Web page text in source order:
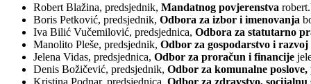
Robert Blažina, predsjednik, Mandatnog povjerenstva
Boris Petković, predsjednik, Odbora za izbor i imenovanja
Iva Bilić Vučemilović, predsjednica, Odbora za statutarno
Manolito Pleše, predsjednik, Odbor za gospodarstvo i razvoj
Jelena Vidas, predsjednica, Odbor za proračun i financije
Denis Božičević, predsjednik, Odbor za komunalne
Kristina Podnar, predsjednica, Odbor za zdravstvo,